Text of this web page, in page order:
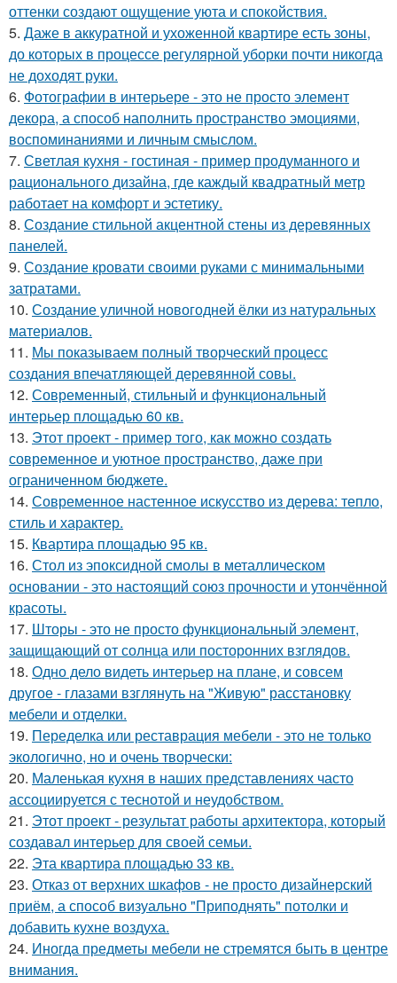
оттенки создают ощущение уюта и спокойствия.
5. Даже в аккуратной и ухоженной квартире есть зоны,
до которых в процессе регулярной уборки почти никогда
не доходят руки.
6. Фотографии в интерьере - это не просто элемент
декора, а способ наполнить пространство эмоциями,
воспоминаниями и личным смыслом.
7. Светлая кухня - гостиная - пример продуманного и
рационального дизайна, где каждый квадратный метр
работает на комфорт и эстетику.
8. Создание стильной акцентной стены из деревянных
панелей.
9. Создание кровати своими руками с минимальными
затратами.
10. Создание уличной новогодней ёлки из натуральных
материалов.
11. Мы показываем полный творческий процесс
создания впечатляющей деревянной совы.
12. Современный, стильный и функциональный
интерьер площадью 60 кв.
13. Этот проект - пример того, как можно создать
современное и уютное пространство, даже при
ограниченном бюджете.
14. Современное настенное искусство из дерева: тепло,
стиль и характер.
15. Квартира площадью 95 кв.
16. Стол из эпоксидной смолы в металлическом
основании - это настоящий союз прочности и утончённой
красоты.
17. Шторы - это не просто функциональный элемент,
защищающий от солнца или посторонних взглядов.
18. Одно дело видеть интерьер на плане, и совсем
другое - глазами взглянуть на "Живую" расстановку
мебели и отделки.
19. Переделка или реставрация мебели - это не только
экологично, но и очень творчески:
20. Маленькая кухня в наших представлениях часто
ассоциируется с теснотой и неудобством.
21. Этот проект - результат работы архитектора, который
создавал интерьер для своей семьи.
22. Эта квартира площадью 33 кв.
23. Отказ от верхних шкафов - не просто дизайнерский
приём, а способ визуально "Приподнять" потолки и
добавить кухне воздуха.
24. Иногда предметы мебели не стремятся быть в центре
внимания.